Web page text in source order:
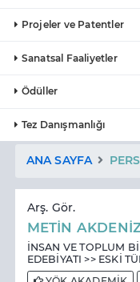
Projeler ve Patentler
Sanatsal Faaliyetler
Ödüller
Tez Danışmanlığı
ANA SAYFA
Arş. Gör.
METİN
İNSAN VE TOPLUM
EDEBİYATI >> ESKİ